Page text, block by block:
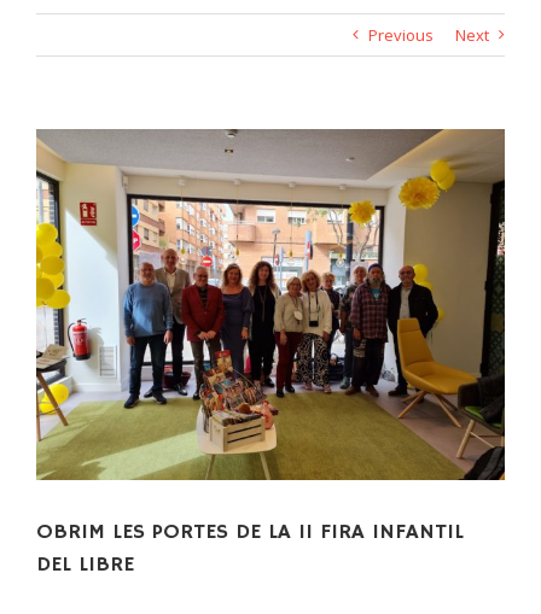
Previous Next
View
Larger
Image
OBRIM LES PORTES DE LA II FIRA INFANTIL
DEL LIBRE